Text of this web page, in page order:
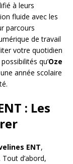
à leurs
fluide avec les
parcours
de travail
votre quotidien
qu’Oze
année scolaire
: Les
ENT,
d’abord,